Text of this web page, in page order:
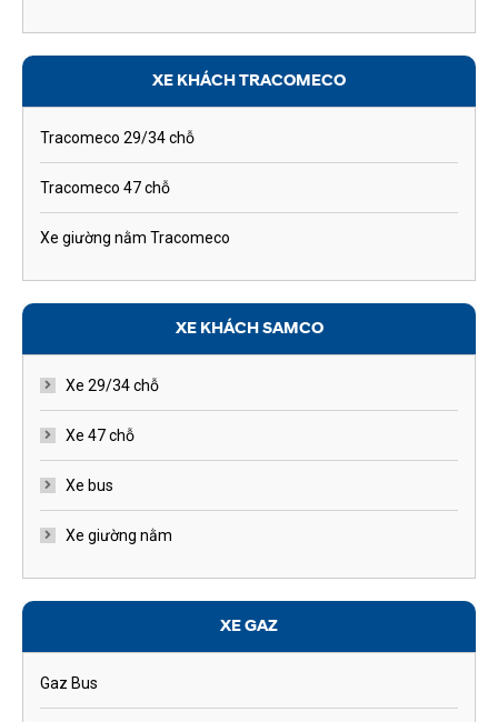
XE KHÁCH TRACOMECO
Tracomeco 29/34 chỗ
Tracomeco 47 chỗ
Xe giường nằm Tracomeco
XE KHÁCH SAMCO
Xe 29/34 chỗ
Xe 47 chỗ
Xe bus
Xe giường nằm
XE GAZ
Gaz Bus